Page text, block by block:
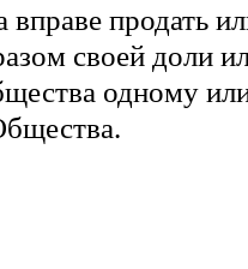
продать
своей доли
одному